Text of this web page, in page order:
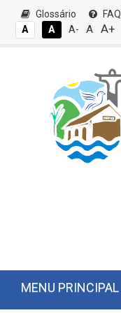
Glossário FAQ
A
A A- A A+
MENU PRINCIPAL